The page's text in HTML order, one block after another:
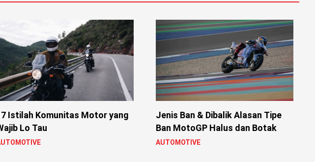
Istilah Komunitas Motor yang
Lo Tau
Jenis Ban & Dibalik Alasan Tipe
Ban MotoGP Halus dan Botak
AUTOMOTIVE